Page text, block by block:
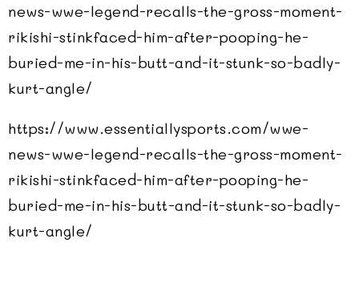
news-wwe-legend-recalls-the-gross-moment-
rikishi-stinkfaced-him-after-pooping-he-
buried-me-in-his-butt-and-it-stunk-so-badly-
kurt-angle/
https://www.essentiallysports.com/wwe-
news-wwe-legend-recalls-the-gross-moment-
rikishi-stinkfaced-him-after-pooping-he-
buried-me-in-his-butt-and-it-stunk-so-badly-
kurt-angle/